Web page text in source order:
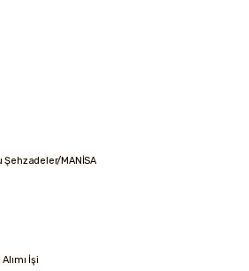
MANİSA
İşi